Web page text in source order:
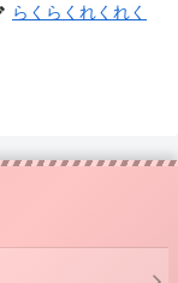
らくらくれくれく